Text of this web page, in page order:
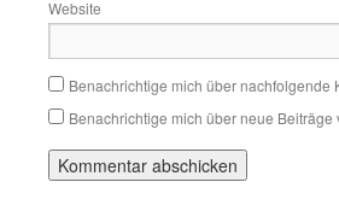
Website
Benachrichtige mich über nachfolgende
Benachrichtige mich über neue Beiträge